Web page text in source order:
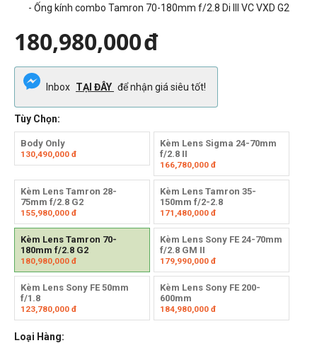
- Ống kính combo Tamron 70-180mm f/2.8 Di III VC VXD G2
180,980,000đ
Inbox TẠI ĐÂY để nhận giá siêu tốt!
Tùy Chọn:
Body Only
130,490,000 đ
Kèm Lens Sigma 24-70mm
f/2.8 II
166,780,000đ
Kèm Lens Tamron 28-
75mm f/2.8 G2
155,980,000 đ
Kèm Lens Tamron 35-
150mm f/2-2.8
171,480,000đ
Kèm Lens Tamron 70-
180mm f/2.8 G2
180,980,000 đ
Kèm Lens Sony FE 24-70mm
f/2.8 GM II
179,990,000đ
Kèm Lens Sony FE 50mm
f/1.8
123,780,000 đ
Kèm Lens Sony FE 200-
600mm
184,980,000đ
Loại Hàng: